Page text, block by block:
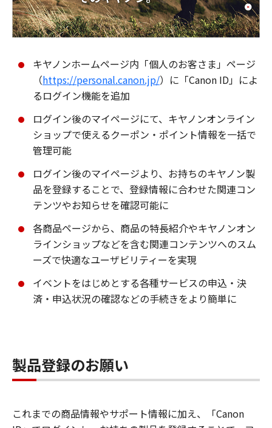
キヤノンホームページ内「個人のお客さま」ページ
（https://personal.canon.jp/）に「Canon ID」によ
るログイン機能を追加
ログイン後のマイページにて、キヤノンオンライン
ショップで使えるクーポン・ポイント情報を一括で
管理可能
ログイン後のマイページより、お持ちのキヤノン製
品を登録することで、登録情報に合わせた関連コン
テンツやお知らせを確認可能に
各商品ページから、商品の特長紹介やキヤノンオン
ラインショップなどを含む関連コンテンツへのスム
ーズで快適なユーザビリティーを実現
イベントをはじめとする各種サービスの申込・決
済・申込状況の確認などの手続きをより簡単に
製品登録のお願い
これまでの商品情報やサポート情報に加え、「Canon